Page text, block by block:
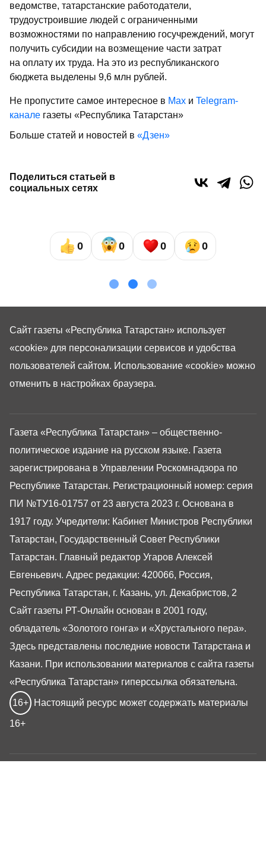
ведомстве, татарстанские работодатели,
трудоустроившие людей с ограниченными
возможностями по направлению госучреждений, могут
получить субсидии на возмещение части затрат
на оплату их труда. На это из республиканского
бюджета выделены 9,6 млн рублей.
Не пропустите самое интересное в Max и Telegram-
канале газеты «Республика Татарстан»
Больше статей и новостей в «Дзен»
Поделиться статьей в
социальных сетях
0 0 0 0
Газета «Республика Татарстан» – общественно-
политическое издание на русском языке. Газета
зарегистрирована в Управлении Роскомнадзора по
Республике Татарстан. Регистрационный номер: серия
ПИ №ТУ16-01757 от 23 августа 2023 г. Основана в
1917 году. Учредители: Кабинет Министров Республики
Татарстан, Государственный Совет Республики
Татарстан. Главный редактор Угаров Алексей
Евгеньевич. Адрес редакции: 420066, Россия,
Республика Татарстан, г. Казань, ул. Декабристов, 2
Сайт газеты РТ-Онлайн основан в 2001 году,
обладатель «Золотого гонга» и «Хрустального пера».
Здесь представлены последние новости Татарстана и
Казани. При использовании материалов с сайта газеты
«Республика Татарстан» гиперссылка обязательна.
16+ Настоящий ресурс может содержать материалы
16+
Сайт газеты «Республика Татарстан» использует
«cookie» для персонализации сервисов и удобства
пользователей сайтом. Использование «cookie» можно
отменить в настройках браузера.